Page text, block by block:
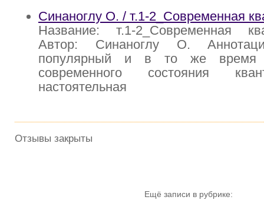
Синаноглу О. / т.1-2_Современная
Название: т.1-2_Современная
Автор: Синаноглу О.
популярный и в то же время
современного состояния
настоятельная
Отзывы закрыты
Ещё записи в рубрике: